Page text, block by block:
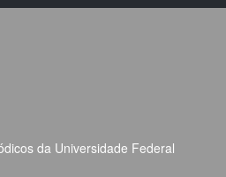
da Universidade Federal